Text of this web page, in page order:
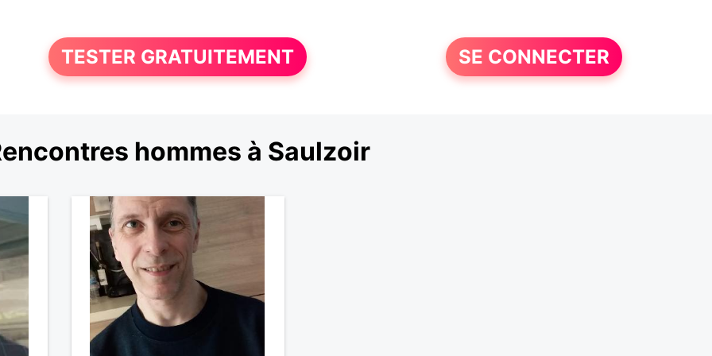
TESTER GRATUITEMENT SE CONNECTER
hommes à Saulzoir